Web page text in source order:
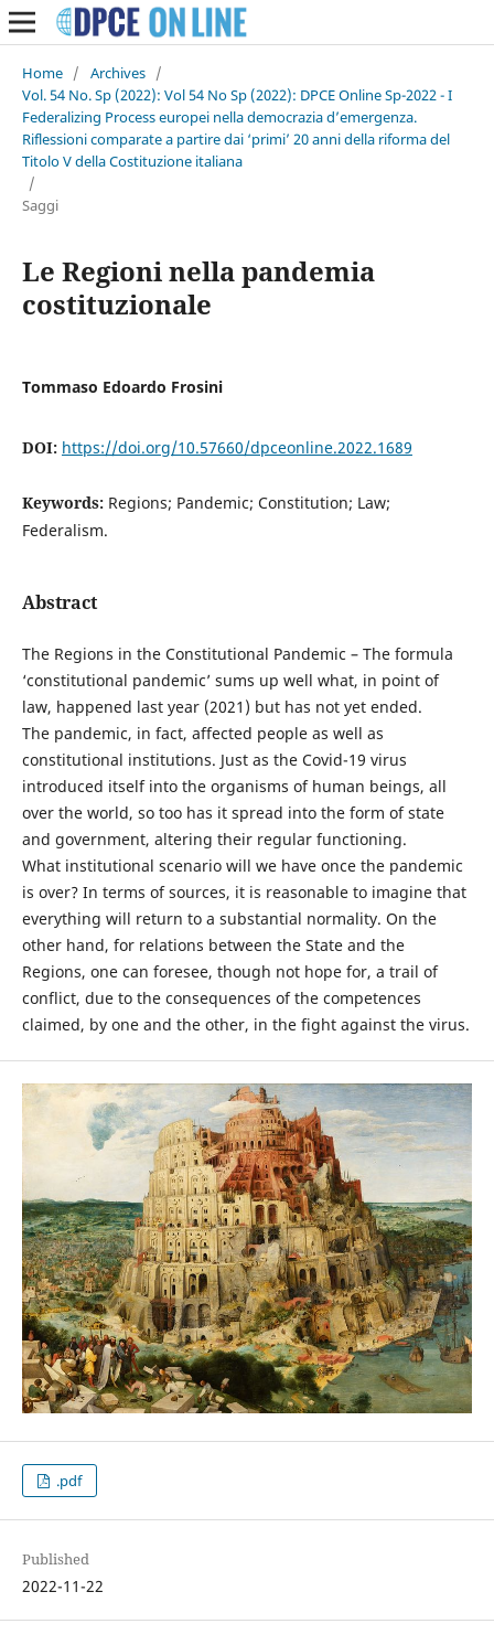
Home / Archives /
Vol. 54 No. Sp (2022): Vol 54 No Sp (2022): DPCE Online Sp-2022 - I
Federalizing Process europei nella democrazia d’emergenza.
Riflessioni comparate a partire dai ‘primi’ 20 anni della riforma del
Titolo V della Costituzione italiana
/
Saggi
Le Regioni nella pandemia
costituzionale
Tommaso Edoardo Frosini
DOI: https://doi.org/10.57660/dpceonline.2022.1689
Keywords: Regions; Pandemic; Constitution; Law;
Federalism.
Abstract
The Regions in the Constitutional Pandemic – The formula
‘constitutional pandemic’ sums up well what, in point of
law, happened last year (2021) but has not yet ended.
The pandemic, in fact, affected people as well as
constitutional institutions. Just as the Covid-19 virus
introduced itself into the organisms of human beings, all
over the world, so too has it spread into the form of state
and government, altering their regular functioning.
What institutional scenario will we have once the pandemic
is over? In terms of sources, it is reasonable to imagine that
everything will return to a substantial normality. On the
other hand, for relations between the State and the
Regions, one can foresee, though not hope for, a trail of
conflict, due to the consequences of the competences
claimed, by one and the other, in the fight against the virus.
.pdf
Published
2022-11-22